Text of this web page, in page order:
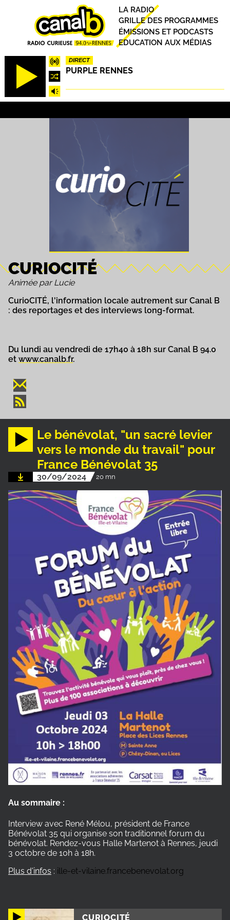
DIRECT
PURPLE RENNES
Principal
LA RADIO
GRILLE DES PROGRAMMES
ÉMISSIONS ET PODCASTS
EDUCATION AUX MÉDIAS
CURIOCITÉ
Animée par Lucie
CurioCITÉ, l'information locale autrement sur Canal B
: des reportages et des interviews long-format.
Du lundi au vendredi de 17h40 à 18h sur Canal B 94.0
et www.canalb.fr.
CURIOCITÉ
Le bénévolat, "un sacré levier
vers le monde du travail" pour
France Bénévolat 35
30/09/2024 20 mn
Au sommaire :
Interview avec René Mélou, président de France
Bénévolat 35 qui organise son traditionnel forum du
bénévolat. Rendez-vous Halle Martenot à Rennes, jeudi
3 octobre de 10h à 18h.
Plus d'infos : ille-et-vilaine.francebenevolat.org